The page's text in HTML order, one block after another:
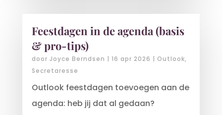
Feestdagen in de agenda (basis
& pro-tips)
door Joyce Berndsen | 16 apr 2026 | Outlook,
Secretaresse
Outlook feestdagen toevoegen aan de
agenda: heb jij dat al gedaan?